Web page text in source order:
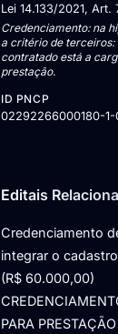
Lei 14.133/2021, Art.
Credenciamento: na
a critério de terceiros:
contratado está a
prestação.
ID PNCP
02292266000180-
Editais
Credenciamento
integrar o
(R$ 60.000,00)
PARA